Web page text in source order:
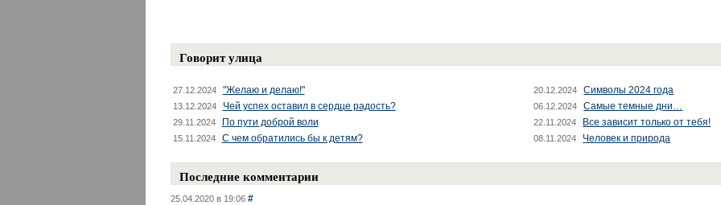
Говорит улица
27.12.2024 "Желаю и делаю!" 20.12.2024 Символы 2024 года
13.12.2024 Чей успех оставил в сердце радость? 06.12.2024 Самые темные дни…
29.11.2024 По пути доброй воли 22.11.2024 Все зависит только от тебя!
15.11.2024 С чем обратились бы к детям? 08.11.2024 Человек и природа
Последние комментарии
25.04.2020 в 19:06 #